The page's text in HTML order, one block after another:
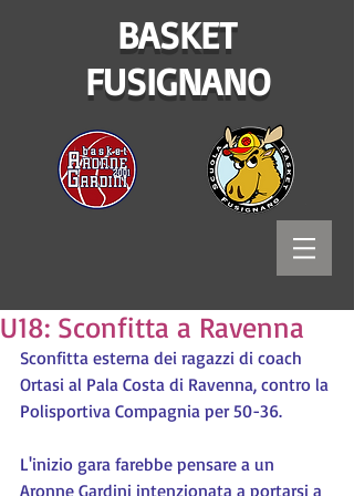
BASKET
FUSIGNANO
U18: Sconfitta a Ravenna
Sconfitta esterna dei ragazzi di coach
Ortasi al Pala Costa di Ravenna, contro la
Polisportiva Compagnia per 50-36.
L'inizio gara farebbe pensare a un
Aronne Gardini intenzionata a portarsi a